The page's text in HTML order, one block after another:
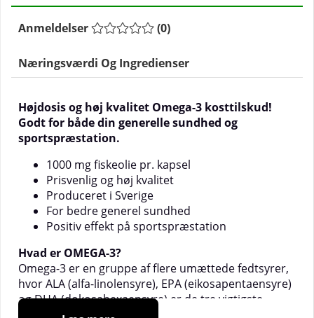
Anmeldelser (0)
Næringsværdi Og Ingredienser
Højdosis og høj kvalitet Omega-3 kosttilskud!
Godt for både din generelle sundhed og
sportspræstation.
1000 mg fiskeolie pr. kapsel
Prisvenlig og høj kvalitet
Produceret i Sverige
For bedre generel sundhed
Positiv effekt på sportspræstation
Hvad er OMEGA-3?
Omega-3 er en gruppe af flere umættede fedtsyrer,
hvor ALA (alfa-linolensyre), EPA (eikosapentaensyre)
og DHA (dokosahexaensyre) er de tre vigtigste.
Kroppen kan ikke producere disse umættede